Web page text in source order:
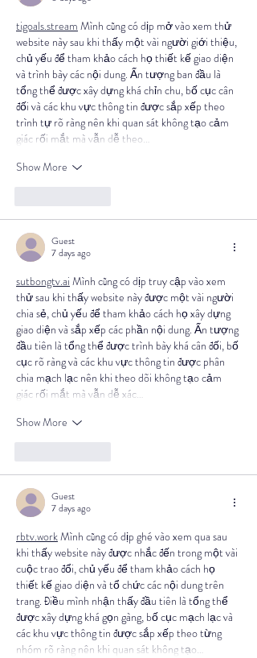
tigoals.stream Mình cũng có dịp mở vào xem thử
website này sau khi thấy một vài người giới thiệu,
chủ yếu để tham khảo cách họ thiết kế giao diện
và trình bày các nội dung. Ấn tượng ban đầu là
tổng thể được xây dựng khá chỉn chu, bố cục cân
đối và các khu vực thông tin được sắp xếp theo
trình tự rõ ràng nên khi quan sát không tạo cảm
giác rối mắt mà vẫn dễ theo…
Show More
Guest
7 days ago
sutbongtv.ai Mình cũng có dịp truy cập vào xem
thử sau khi thấy website này được một vài người
chia sẻ, chủ yếu để tham khảo cách họ xây dựng
giao diện và sắp xếp các phần nội dung. Ấn tượng
đầu tiên là tổng thể được trình bày khá cân đối, bố
cục rõ ràng và các khu vực thông tin được phân
chia mạch lạc nên khi theo dõi không tạo cảm
giác rối mắt mà vẫn dễ xác…
Show More
Guest
7 days ago
rbtv.work Mình cũng có dịp ghé vào xem qua sau
khi thấy website này được nhắc đến trong một vài
cuộc trao đổi, chủ yếu để tham khảo cách họ
thiết kế giao diện và tổ chức các nội dung trên
trang. Điều mình nhận thấy đầu tiên là tổng thể
được xây dựng khá gọn gàng, bố cục mạch lạc và
các khu vực thông tin được sắp xếp theo từng
nhóm rõ ràng nên khi quan sát không tạo…